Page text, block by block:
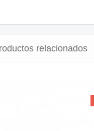
relacionados